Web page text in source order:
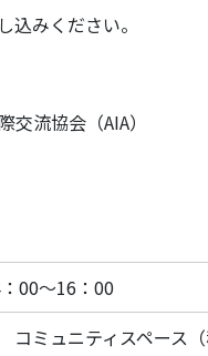
込みください。
流協会（AIA）
00～16：00
ミュニティスペース（